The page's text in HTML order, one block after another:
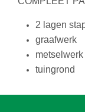
2 lagen
graafwerk
metselwerk
tuingrond